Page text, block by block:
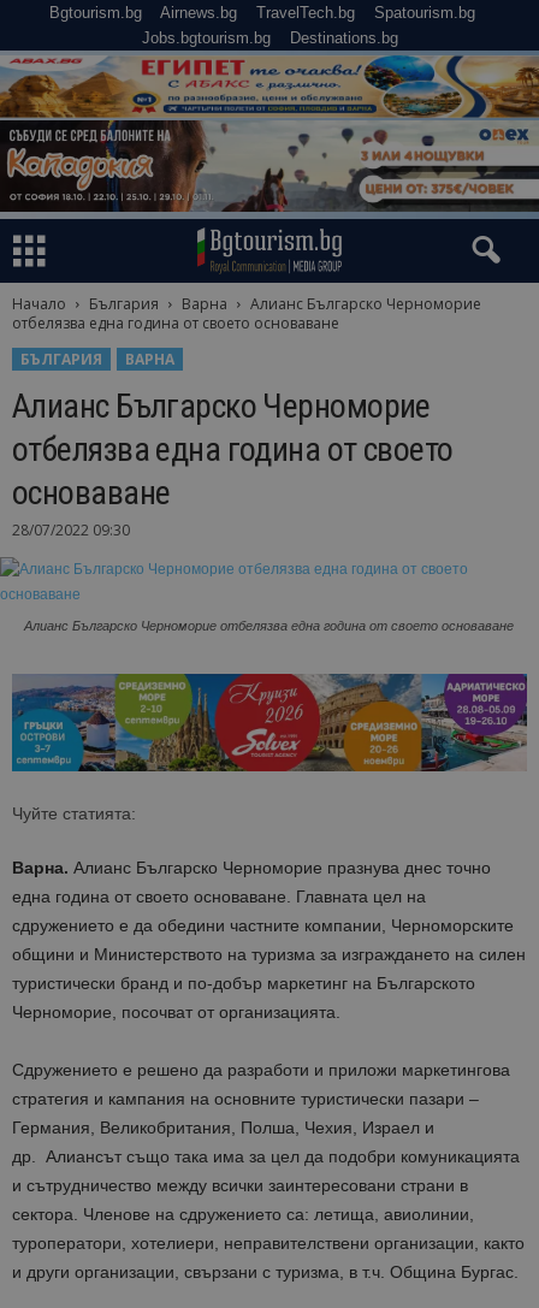
Bgtourism.bg Airnews.bg TravelTech.bg
Spatourism.bg
Jobs.bgtourism.bg
Destinations.bg
Начало България Варна
Алианс Българско Черноморие
отбелязва една година от своето основаване
БЪЛГАРИЯ
ВАРНА
Алианс Българско Черноморие
отбелязва една година от своето
основаване
28/07/2022 09:30
Алианс Българско Черноморие отбелязва една година от своето основаване
Чуйте статията:
Варна. Алианс Българско Черноморие празнува днес точно
една година от своето основаване. Главната цел на
сдружението е да обедини частните компании, Черноморските
общини и Министерството на туризма за изграждането на силен
туристически бранд и по-добър маркетинг на Българското
Черноморие, посочват от организацията.
Сдружението е решено да разработи и приложи маркетингова
стратегия и кампания на основните туристически пазари –
Германия, Великобритания, Полша, Чехия, Израел и
др. Алиансът също така има за цел да подобри комуникацията
и сътрудничество между всички заинтересовани страни в
сектора. Членове на сдружението са: летища, авиолинии,
туроператори, хотелиери, неправителствени организации, както
и други организации, свързани с туризма, в т.ч. Община Бургас.